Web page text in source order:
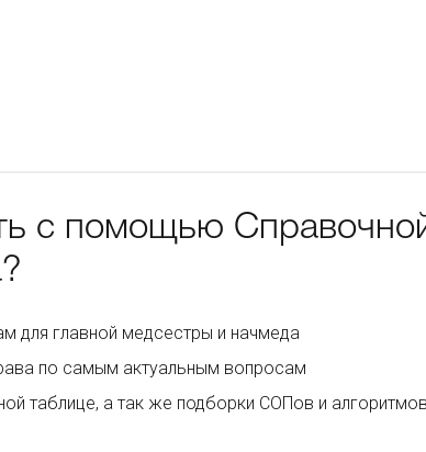
с помощью
для главной медсестры и начмеда
по самым актуальным вопросам
таблице, а так же подборки СОПов и